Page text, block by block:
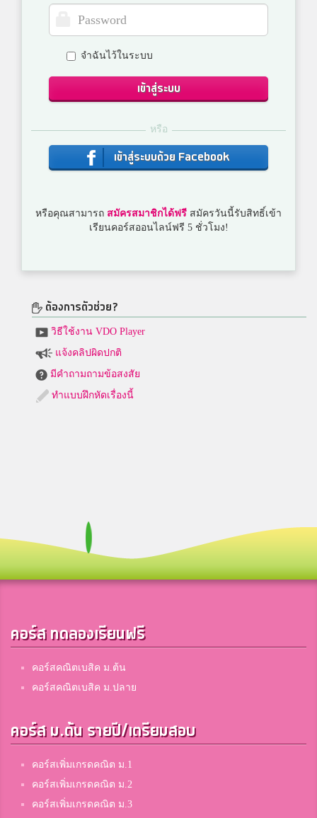
จำฉันไว้ในระบบ
เข้าสู่ระบบ
หรือ
เข้าสู่ระบบด้วย Facebook
หรือคุณสามารถ สมัครสมาชิกได้ฟรี สมัครวันนี้รับสิทธิ์เข้า
เรียนคอร์สออนไลน์ฟรี 5 ชั่วโมง!
ต้องการตัวช่วย?
วิธีใช้งาน VDO Player
แจ้งคลิปผิดปกติ
มีคำถามถามข้อสงสัย
ทำแบบฝึกหัดเรื่องนี้
คอร์ส ทดลองเรียนฟรี
คอร์สคณิตเบสิค ม.ต้น
คอร์สคณิตเบสิค ม.ปลาย
คอร์ส ม.ต้น รายปี/เตรียมสอบ
คอร์สเพิ่มเกรดคณิต ม.1
คอร์สเพิ่มเกรดคณิต ม.2
คอร์สเพิ่มเกรดคณิต ม.3